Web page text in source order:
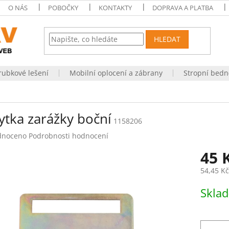
O NÁS POBOČKY KONTAKTY DOPRAVA A PLATBA
HLEDAT
lešení Mobilní oplocení a zábrany Stropní
zarážky boční 1158206
Podrobnosti hodnocení
45
54,45
cena: